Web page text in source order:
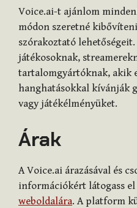
Voice.ai-t ajánlom
módon szeretné
szórakoztató
játékosoknak,
tartalomgyártóknak, akik
hanghatásokkal kívánják
vagy játékélményüket.
Árak
A Voice.ai árazásával és
információkért látogass
weboldalára. A platform